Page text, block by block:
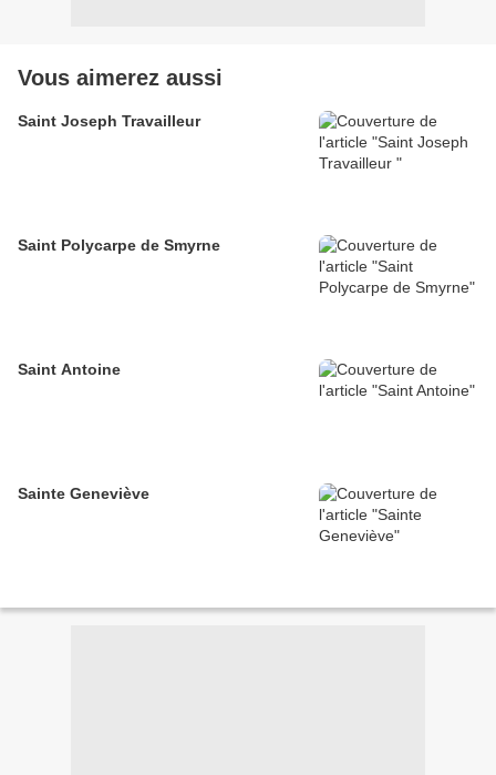
Vous aimerez aussi
Saint Joseph Travailleur
Saint Polycarpe de Smyrne
Saint Antoine
Sainte Geneviève